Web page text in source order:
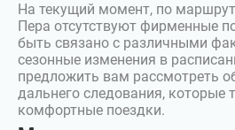
На текущий момент, по
Пера отсутствуют фирменные
быть связано с различными
сезонные изменения в
предложить вам рассмотреть
дальнего следования, которые
комфортные поездки.